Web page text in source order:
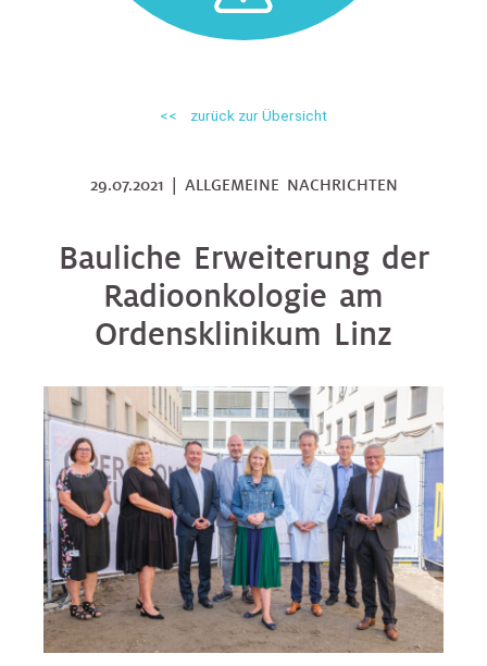
<< zurück zur Übersicht
29.07.2021 | ALLGEMEINE NACHRICHTEN
Bauliche Erweiterung der
Radioonkologie am
Ordensklinikum Linz